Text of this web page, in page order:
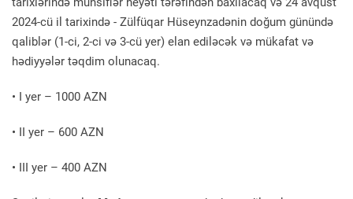
2024-cü il tarixində - Zülfüqar Hüseynzadənin doğum günündə
qaliblər (1-ci, 2-ci və 3-cü yer) elan ediləcək və mükafat və
hədiyyələr təqdim olunacaq.
• I yer – 1000 AZN
• II yer – 600 AZN
• III yer – 400 AZN